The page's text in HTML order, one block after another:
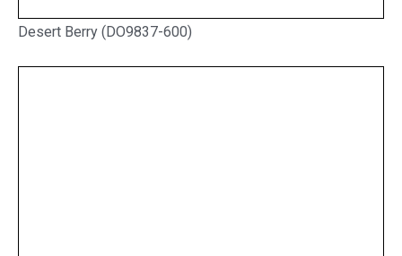
Desert Berry (DO9837-600)